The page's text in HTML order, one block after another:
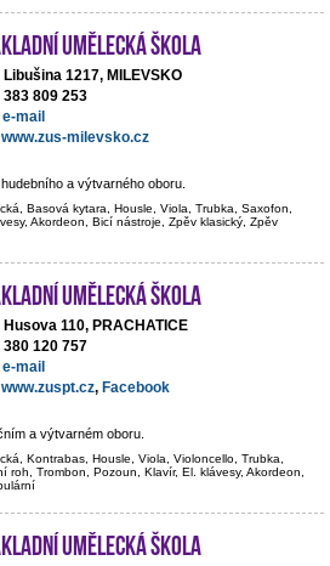
umělecká škola
Libušina 1217, MILEVSKO
383 809 253
e-mail
www.zus-milevsko.cz
a výtvarného oboru.
Basová kytara, Housle, Viola, Trubka, Saxofon,
Akordeon, Bicí nástroje, Zpěv klasický, Zpěv
umělecká škola
Husova 110, PRACHATICE
380 120 757
e-mail
www.zuspt.cz, Facebook
a výtvarném oboru.
Kontrabas, Housle, Viola, Violoncello, Trubka,
Trombon, Pozoun, Klavír, El. klávesy, Akordeon,
umělecká škola